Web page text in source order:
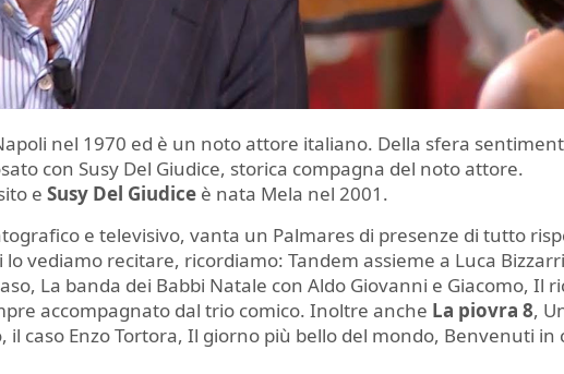
nel 1970 ed è un noto attore italiano. Della sfera
con Susy Del Giudice, storica compagna del noto attore.
e Susy Del Giudice è nata Mela nel 2001.
e televisivo, vanta un Palmares di presenze di tutto
vediamo recitare, ricordiamo: Tandem assieme a Luca
La banda dei Babbi Natale con Aldo Giovanni e Giacomo, Il
accompagnato dal trio comico. Inoltre anche La piovra 8,
il caso Enzo Tortora, Il giorno più bello del mondo, Benvenuti in